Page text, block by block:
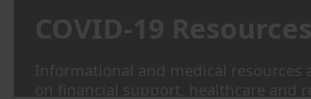
COVID-19 Resources
Informational and medical resources
on financial support, healthcare and